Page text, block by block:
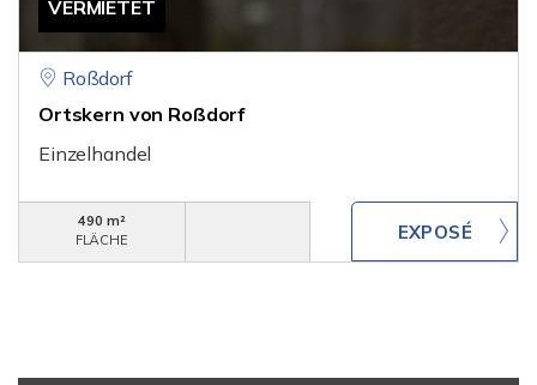
VERMIETET
Roßdorf
Ortskern von Roßdorf
Einzelhandel
490 m²
FLÄCHE